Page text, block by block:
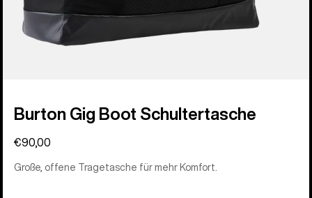
Burton Gig Boot Schultertasche
€90,00
Große, offene Tragetasche für mehr Komfort.